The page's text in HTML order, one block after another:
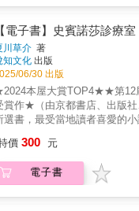
牠的人莞爾、獲得鼓勵，逐漸成
在。以小小的身軀，牠將人與
在一起。在這點上，人肯定也
我在內，每一個人都扮演著與
色。所以我想，所有的生命
在之處，或許便完成了各自
川糸ღ 日本原版書封設計「
《緞帶》日本單行本封面圖設
的作品。小川糸初
繪製插畫。
T（華文小說家、著有《消失
最後試煉。是告白還是告別，誰
？」 ──白帽子（華文小說家、
百萬小說創作大
可可影視化潛力獎得主） 「介於成人的戀
與男女的友誼，青春小說天
懂轉化為純熟的曖昧情感，
們的成長物語。」 ──喬齊安
&mdash;&mdash;即將步入而
，在友情與青春未竟的告白裡
野夜描繪出『雖是大人，但依然
一個，那就是希望響貴可以掙脫
往前邁進。在兩人從學生時代
朋友果凜眼中，這點子幼稚得
由成年人所計劃出來的，然而
他，仍決定出手幫忙。但沒
大作戰」卻朝向意想不到的
早已習慣壓抑情感的內心，
意與友情將走向何方？★ 各界
為怎麼樣的大人？視乎你的選
方是無可替代、非常重要的人，
。」──牧羊少年T（華文小說
的你》、《月色真美》）「
【電子書】史賓諾莎診療室
川草介 著
知文化 出版
06/30 出版
本屋大賞TOP4★★第12
賞作★（由京都書店、出版
選書，最受當地讀者喜愛的
★★電影化確定★持續面對生
川草介，結合「京都╳和菓
哲學」，描繪出超越400萬冊暢
價 300 元
電子書